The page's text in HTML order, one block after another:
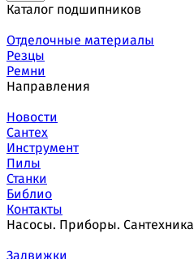
Каталог подшипников
Отделочные материалы
Резцы
Ремни
Направления
Новости
Сантех
Инструмент
Пилы
Станки
Библио
Контакты
Насосы. Приборы. Сантехника
Задвижки